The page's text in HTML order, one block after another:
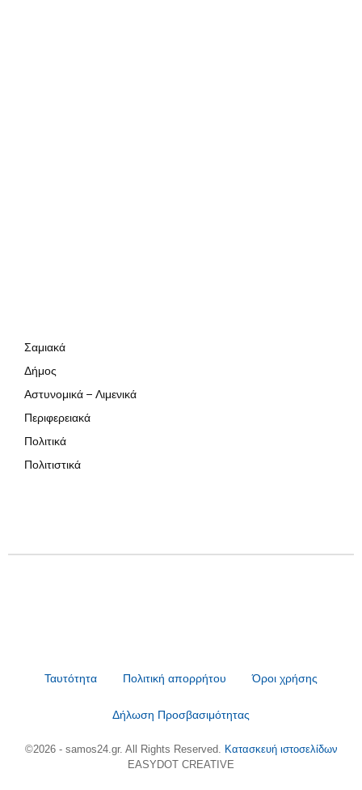
Σαμιακά
Δήμος
Αστυνομικά – Λιμενικά
Περιφερειακά
Πολιτικά
Πολιτιστικά
Ταυτότητα Πολιτική απορρήτου Όροι χρήσης
Δήλωση Προσβασιμότητας
©2026 - samos24.gr. All Rights Reserved.
Κατασκευή ιστοσελίδων
EASYDOT CREATIVE